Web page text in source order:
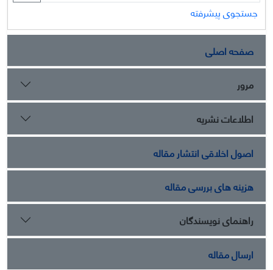
جستجوی پیشرفته
صفحه اصلی
مرور
اطلاعات نشریه
اصول اخلاقی انتشار مقاله
هزینه های بررسی مقاله
راهنمای نویسندگان
ارسال مقاله